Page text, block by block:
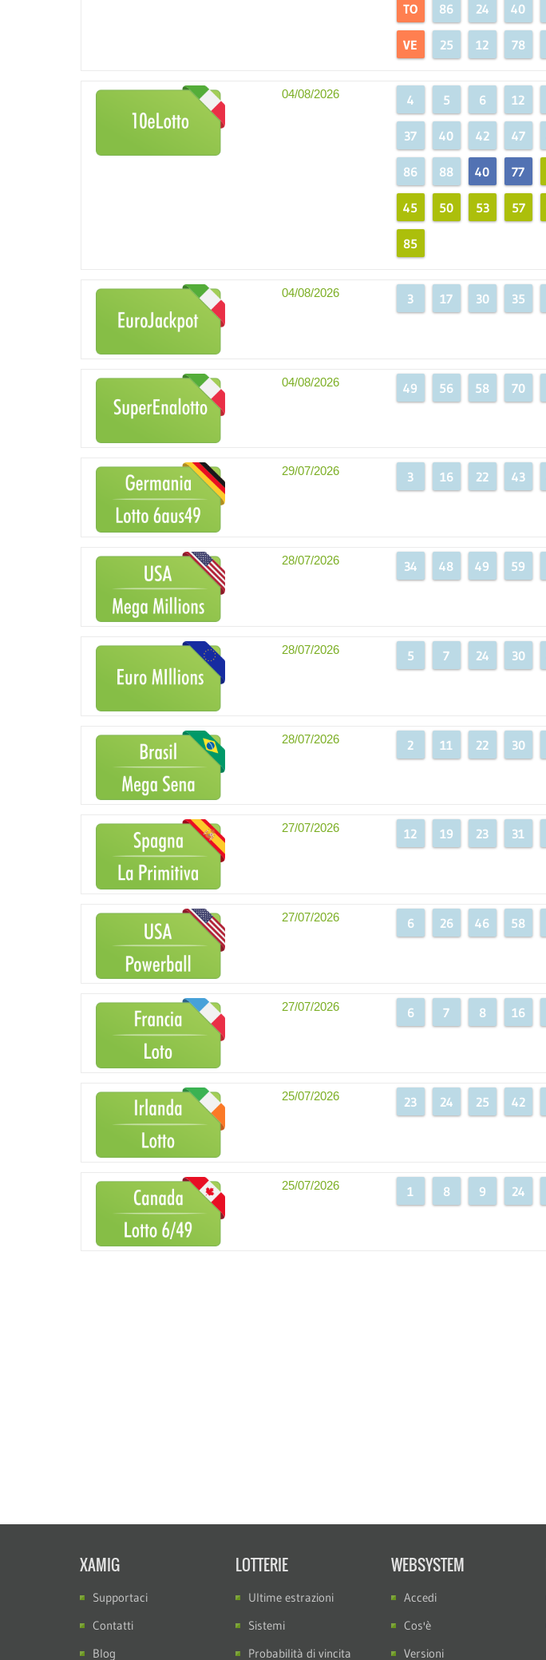
TO 86 24 40
VE 25 12 78
04/08/2026 4 5 6 12
37 40 42 47
86 88 40 77
45 50 53 57
85
04/08/2026 3 17 30 35
04/08/2026 49 56 58 70
29/07/2026 3 16 22 43
28/07/2026 34 48 49 59
28/07/2026 5 7 24 30
28/07/2026 2 11 22 30
27/07/2026 12 19 23 31
27/07/2026 6 26 46 58
27/07/2026 6 7 8 16
25/07/2026 23 24 25 42
25/07/2026 1 8 9 24
XAMIG
Supportaci
Contatti
Blog
LOTTERIE
Ultime estrazioni
Sistemi
Probabilità di vincita
WEBSYSTEM
Accedi
Cos'è
Versioni